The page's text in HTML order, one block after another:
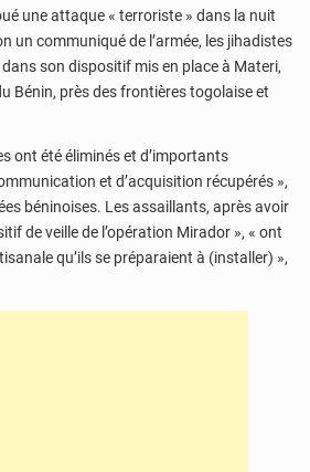
une attaque « terroriste » dans la nuit
un communiqué de l’armée, les jihadistes
son dispositif mis en place à Materi,
Bénin, près des frontières togolaise et
ont été éliminés et d’importants
et d’acquisition récupérés »,
béninoises. Les assaillants, après avoir
de veille de l’opération Mirador », « ont
qu’ils se préparaient à (installer) »,